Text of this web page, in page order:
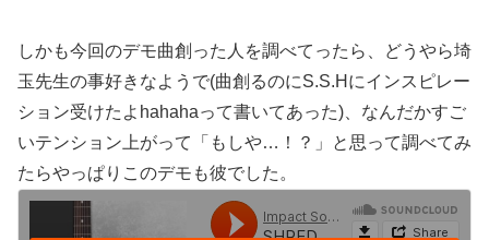
しかも今回のデモ曲創った人を調べてったら、どうやら埼
玉先生の事好きなようで(曲創るのにS.S.Hにインスピレー
ション受けたよhahahaって書いてあった)、なんだかすご
いテンション上がって「もしや…！？」と思って調べてみ
たらやっぱりこのデモも彼でした。